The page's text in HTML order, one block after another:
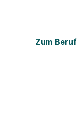
Zum Beruf